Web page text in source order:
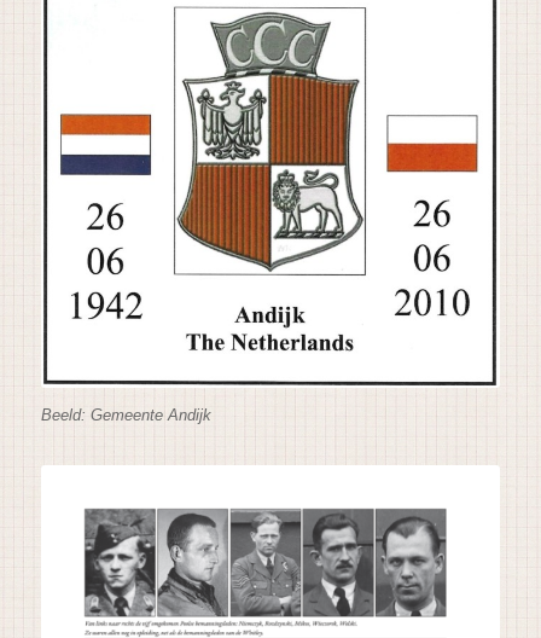
Beeld: Gemeente Andijk